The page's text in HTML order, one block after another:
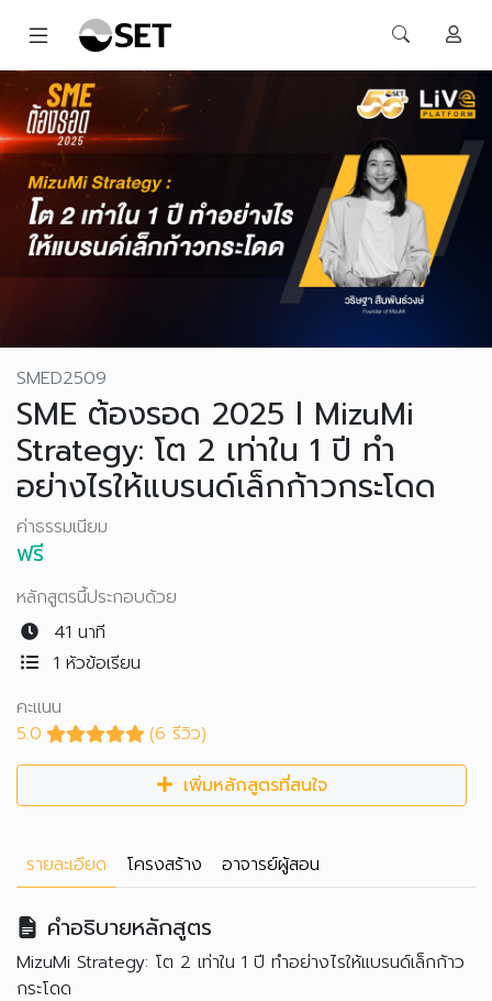
SMED2509
SME ต้องรอด 2025 l MizuMi
Strategy: โต 2 เท่าใน 1 ปี ทำ
อย่างไรให้แบรนด์เล็กก้าวกระโดด
ค่าธรรมเนียม
ฟรี
หลักสูตรนี้ประกอบด้วย
41 นาที
1 หัวข้อเรียน
คะแนน
5.0
(6 รีวิว)
เพิ่มหลักสูตรที่สนใจ
รายละเอียด โครงสร้าง อาจารย์ผู้สอน
คำอธิบายหลักสูตร
MizuMi Strategy: โต 2 เท่าใน 1 ปี ทำอย่างไรให้แบรนด์เล็กก้าว
กระโดด